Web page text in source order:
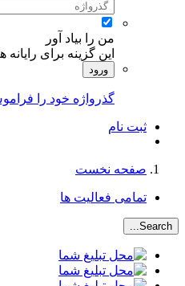
من را بیاد آور
این گزینه برای
ورود
گذرواژه خود را
ثبت نام
صفحه نخست
تمامی فعالیت ها
Search...